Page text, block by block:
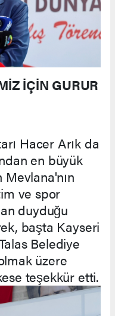
İÇİN GURUR
Hacer Arık da
en büyük
ve spor
duyduğu
başta Kayseri
Belediye
üzere
teşekkür etti.